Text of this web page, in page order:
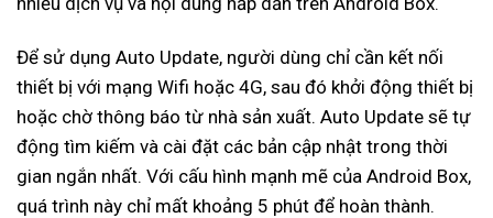
Để sử dụng Auto Update, người dùng chỉ cần kết nối
thiết bị với mạng Wifi hoặc 4G, sau đó khởi động thiết bị
hoặc chờ thông báo từ nhà sản xuất. Auto Update sẽ tự
động tìm kiếm và cài đặt các bản cập nhật trong thời
gian ngắn nhất. Với cấu hình mạnh mẽ của Android Box,
quá trình này chỉ mất khoảng 5 phút để hoàn thành.